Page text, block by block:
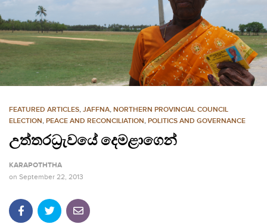
c
o
t
e
FEATURED ARTICLES, JAFFNA, NORTHERN PROVINCIAL COUNCIL
ELECTION, PEACE AND RECONCILIATION, POLITICS AND GOVERNANCE
උත්තරධ්‍රැවයේ දෙමළාගෙන්
KARAPOTHTHA
on September 22, 2013